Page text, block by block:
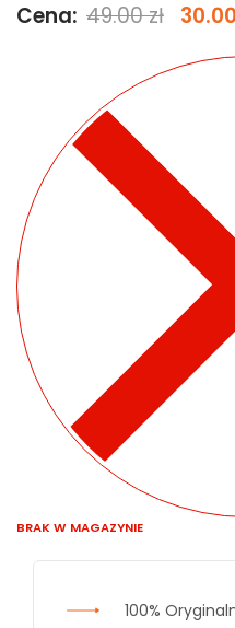
Cena: 49.00zł 30.00
BRAK W MAGAZYNIE
100%